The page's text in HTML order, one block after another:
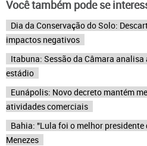
Você também pode se
Dia da Conservação do Solo:
impactos negativos
Itabuna: Sessão da Câmara
estádio
Eunápolis: Novo decreto mantém
atividades comerciais
Bahia: "Lula foi o melhor
Menezes